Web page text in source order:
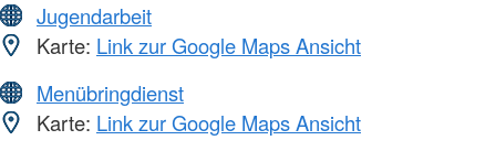
Jugendarbeit
Karte: Link zur Google Maps Ansicht
Menübringdienst
Karte: Link zur Google Maps Ansicht